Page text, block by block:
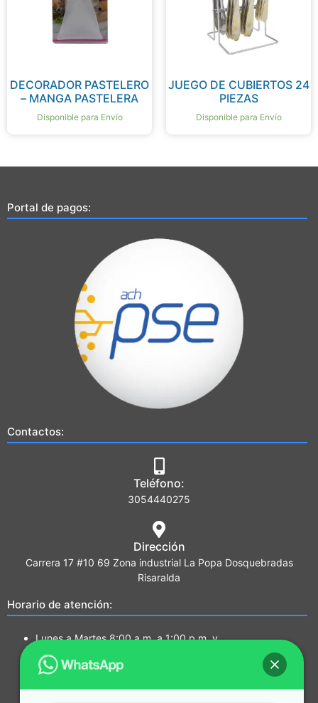
DECORADOR PASTELERO
– MANGA PASTELERA
Disponible para Envío
JUEGO DE CUBIERTOS 24
PIEZAS
Disponible para Envío
Portal de pagos:
Contactos:
Teléfono:
3054440275
Dirección
Carrera 17 #10 69 Zona industrial La Popa Dosquebradas
Risaralda
Horario de atención:
Lunes a Martes 8:00 a.m. a 1:00 p.m. y
2:00 p.m. a 5:00 p.m.
Miércoles a Jueves 7:00a.m a 1:00 p.m. y